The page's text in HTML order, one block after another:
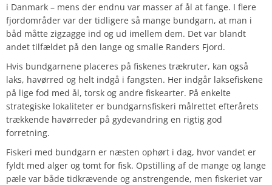
i Danmark – mens der endnu var masser af ål at fange. I flere
fjordområder var der tidligere så mange bundgarn, at man i
båd måtte zigzagge ind og ud imellem dem. Det var blandt
andet tilfældet på den lange og smalle Randers Fjord.
Hvis bundgarnene placeres på fiskenes trækruter, kan også
laks, havørred og helt indgå i fangsten. Her indgår laksefiskene
på lige fod med ål, torsk og andre fiskearter. På enkelte
strategiske lokaliteter er bundgarnsfiskeri målrettet efterårets
trækkende havørreder på gydevandring en rigtig god
forretning.
Fiskeri med bundgarn er næsten ophørt i dag, hvor vandet er
fyldt med alger og tomt for fisk. Opstilling af de mange og lange
pæle var både tidkrævende og anstrengende, men fiskeriet var